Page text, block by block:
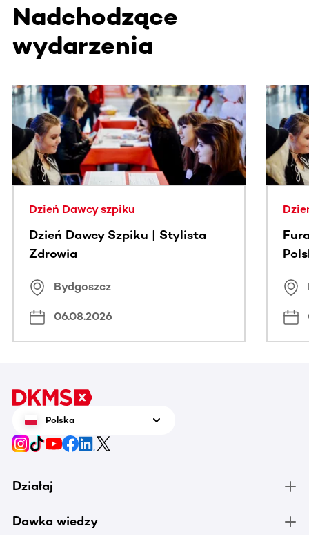
Nadchodzące
wydarzenia
Ta sekcja zawiera treści przewijane w poziomie. Użyj
Dzień Dawcy szpiku
Dzień Dawcy Szpiku | Stylista
Zdrowia
Bydgoszcz
06.08.2026
Polska
Działaj
Dawka wiedzy